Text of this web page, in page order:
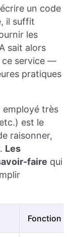
un code
il suffit
les
sait alors
ce service —
pratiques
employé très
est le
raisonner,
Les
faire qui
Fonction